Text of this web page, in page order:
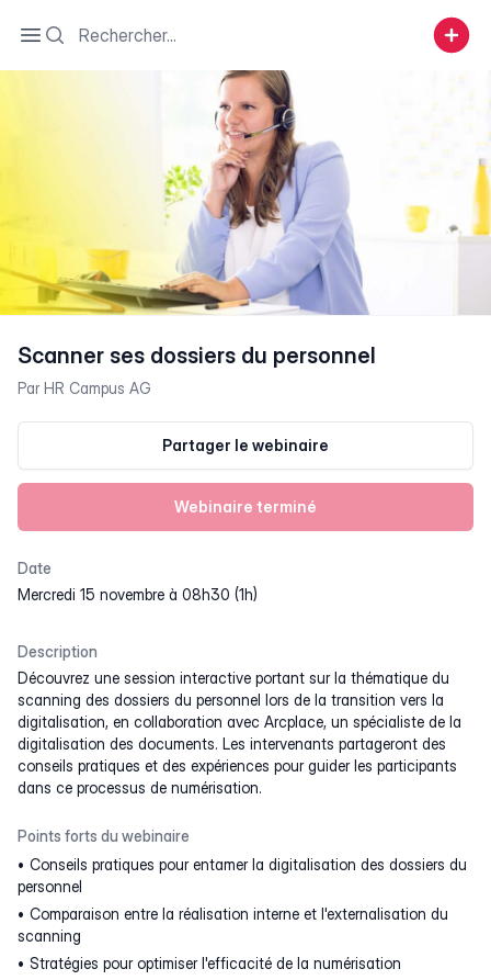
Open sidebar
Search
Scanner ses dossiers du personnel
ParHR Campus AG
Partager le webinaire
Webinaire terminé
Date
mercredi 15 novembre à 08h30 (1h)
Description
Découvrez une session interactive portant sur la thématique du
scanning des dossiers du personnel lors de la transition vers la
digitalisation, en collaboration avec Arcplace, un spécialiste de la
digitalisation des documents. Les intervenants partageront des
conseils pratiques et des expériences pour guider les participants
dans ce processus de numérisation.
Points forts du webinaire
Conseils pratiques pour entamer la digitalisation des dossiers du
personnel
Comparaison entre la réalisation interne et l'externalisation du
scanning
Stratégies pour optimiser l'efficacité de la numérisation